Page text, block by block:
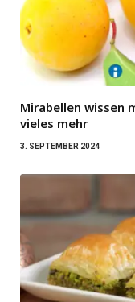
Mirabellen wissen
vieles mehr
3. SEPTEMBER 2024